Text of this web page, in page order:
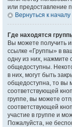
или предоставление
Вернуться к началу
Где находятся
Вы можете получить
ссылке «Группы» в
одну из них, нажмите
общедоступны.
в них, могут быть
общедоступна, то вы
соответствующей
группе, вы можете
соответствующей
участие в группе и
Пожалуйста, не